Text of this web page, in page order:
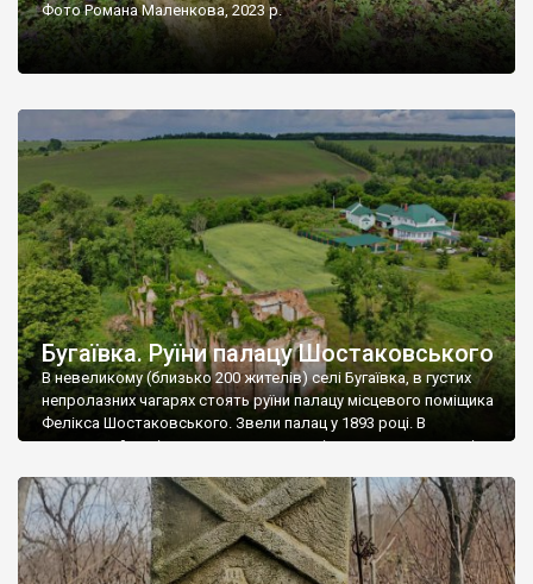
Фото Романа Маленкова, 2023 р.
Бугаївка. Руїни палацу Шостаковського
В невеликому (близько 200 жителів) селі Бугаївка, в густих
непролазних чагарях стоять руїни палацу місцевого поміщика
Фелікса Шостаковського. Звели палац у 1893 році. В
радянський період у ньому спочатку містилася школа, потім
століття тут розмістили туберкульозну лікарню. Коли із
палацу виїхала лікарня – ми точно не […]